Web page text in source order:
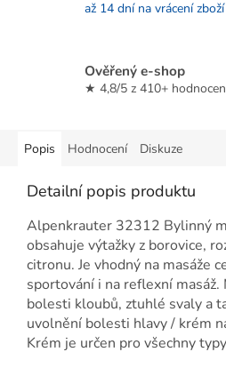
až 14 dní na vrácení zboží
Ověřený e-shop
★ 4,8/5 z 410+
Popis Hodnocení Diskuze
Detailní popis produktu
Alpenkrauter 32312 Bylinný
obsahuje výtažky z borovice,
citronu. Je vhodný na masáže
sportování i na reflexní masáž.
bolesti kloubů, ztuhlé svaly a
uvolnění bolesti hlavy / krém
Krém je určen pro všechny